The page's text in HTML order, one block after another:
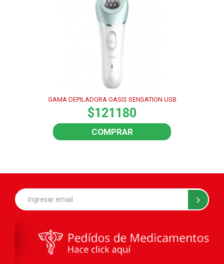
GAMA DEPILADORA OASIS SENSATION USB
$121180
COMPRAR